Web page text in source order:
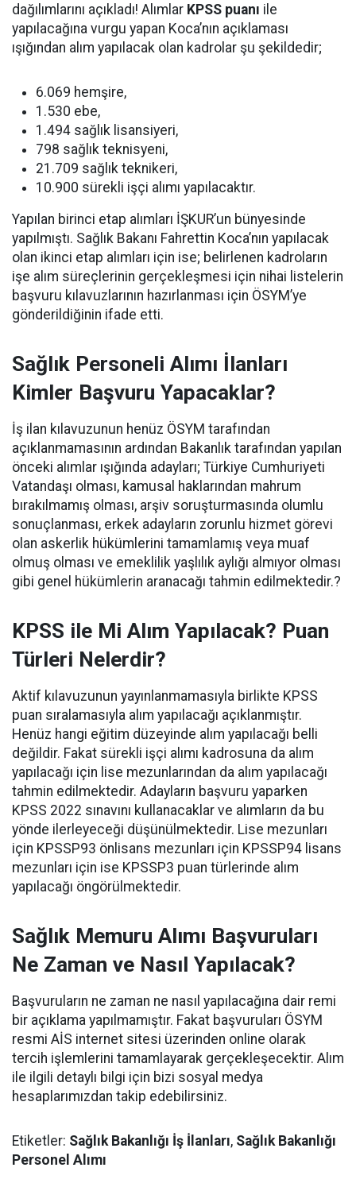
dağılımlarını açıkladı! Alımlar KPSS puanı ile
yapılacağına vurgu yapan Koca’nın açıklaması
ışığından alım yapılacak olan kadrolar şu şekildedir;
6.069 hemşire,
1.530 ebe,
1.494 sağlık lisansiyeri,
798 sağlık teknisyeni,
21.709 sağlık teknikeri,
10.900 sürekli işçi alımı yapılacaktır.
Yapılan birinci etap alımları İŞKUR’un bünyesinde
yapılmıştı. Sağlık Bakanı Fahrettin Koca’nın yapılacak
olan ikinci etap alımları için ise; belirlenen kadroların
işe alım süreçlerinin gerçekleşmesi için nihai listelerin
başvuru kılavuzlarının hazırlanması için ÖSYM’ye
gönderildiğinin ifade etti.
Sağlık Personeli Alımı İlanları
Kimler Başvuru Yapacaklar?
İş ilan kılavuzunun henüz ÖSYM tarafından
açıklanmamasının ardından Bakanlık tarafından yapılan
önceki alımlar ışığında adayları; Türkiye Cumhuriyeti
Vatandaşı olması, kamusal haklarından mahrum
bırakılmamış olması, arşiv soruşturmasında olumlu
sonuçlanması, erkek adayların zorunlu hizmet görevi
olan askerlik hükümlerini tamamlamış veya muaf
olmuş olması ve emeklilik yaşlılık aylığı almıyor olması
gibi genel hükümlerin aranacağı tahmin edilmektedir.?
KPSS ile Mi Alım Yapılacak? Puan
Türleri Nelerdir?
Aktif kılavuzunun yayınlanmamasıyla birlikte KPSS
puan sıralamasıyla alım yapılacağı açıklanmıştır.
Henüz hangi eğitim düzeyinde alım yapılacağı belli
değildir. Fakat sürekli işçi alımı kadrosuna da alım
yapılacağı için lise mezunlarından da alım yapılacağı
tahmin edilmektedir. Adayların başvuru yaparken
KPSS 2022 sınavını kullanacaklar ve alımların da bu
yönde ilerleyeceği düşünülmektedir. Lise mezunları
için KPSSP93 önlisans mezunları için KPSSP94 lisans
mezunları için ise KPSSP3 puan türlerinde alım
yapılacağı öngörülmektedir.
Sağlık Memuru Alımı Başvuruları
Ne Zaman ve Nasıl Yapılacak?
Başvuruların ne zaman ne nasıl yapılacağına dair remi
bir açıklama yapılmamıştır. Fakat başvuruları ÖSYM
resmi AİS internet sitesi üzerinden online olarak
tercih işlemlerini tamamlayarak gerçekleşecektir. Alım
ile ilgili detaylı bilgi için bizi sosyal medya
hesaplarımızdan takip edebilirsiniz.
Etiketler: Sağlık Bakanlığı İş İlanları, Sağlık Bakanlığı
Personel Alımı